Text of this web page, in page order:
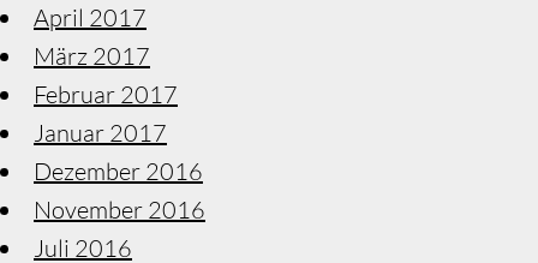
April 2017
März 2017
Februar 2017
Januar 2017
Dezember 2016
November 2016
Juli 2016